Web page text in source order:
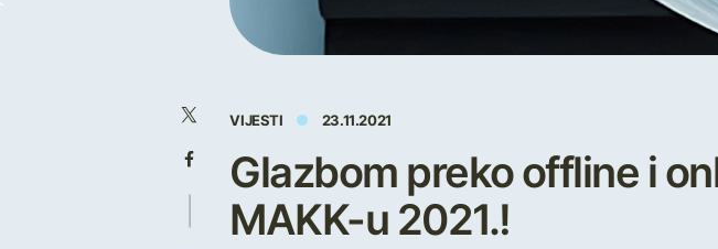
VIJESTI 23.11.2021
Glazbom preko offline i
MAKK-u 2021.!